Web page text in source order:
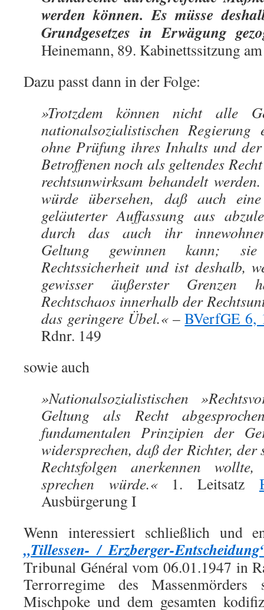
werden können. Es müsse
Grundgesetzes in Erwägung
Heinemann, 89. Kabinettssitzung
Dazu passt dann in der Folge:
»Trotzdem können nicht alle
nationalsozialistischen Regierung
ohne Prüfung ihres Inhalts und
Betroffenen noch als geltendes
rechtsunwirksam behandelt
würde übersehen, daß auch
geläuterter Auffassung aus
durch das auch ihr
Geltung gewinnen kann; sie
Rechtssicherheit und ist deshalb,
gewisser äußerster Grenzen
Rechtschaos innerhalb der
das geringere Übel.«–BVerfGE 6,
Rdnr. 149
sowie auch
»Nationalsozialistischen
Geltung als Recht
fundamentalen Prinzipien der
widersprechen, daß der Richter, der
Rechtsfolgen anerkennen
sprechen würde.«1. Leitsatz
Ausbürgerung I
Wenn interessiert schließlich und
„Tillessen- / Erzberger-
Tribunal Général vom 06.01.1947 in
Terrorregime des Massenmörders
Mischpoke und dem gesamten